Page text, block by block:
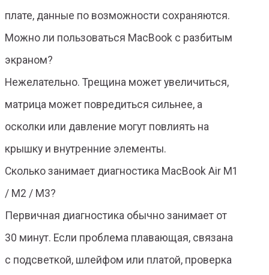
плате, данные по возможности сохраняются.
Можно ли пользоваться MacBook с разбитым
экраном?
Нежелательно. Трещина может увеличиться,
матрица может повредиться сильнее, а
осколки или давление могут повлиять на
крышку и внутренние элементы.
Сколько занимает диагностика MacBook Air M1
/ M2 / M3?
Первичная диагностика обычно занимает от
30 минут. Если проблема плавающая, связана
с подсветкой, шлейфом или платой, проверка